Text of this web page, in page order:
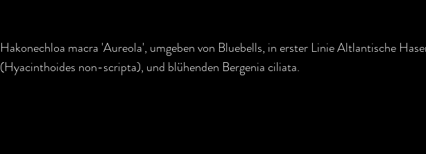
Hakonechloa macra 'Aureola', umgeben von Bluebells, in erster Linie Altlantische
(Hyacinthoides non-scripta), und blühenden Bergenia ciliata.